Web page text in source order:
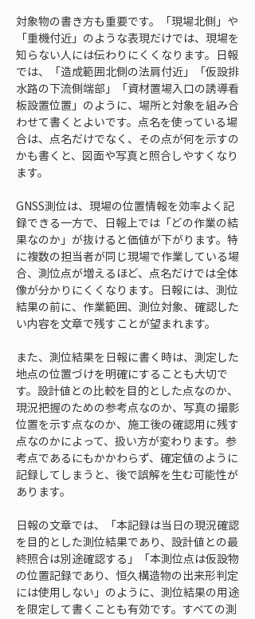
対象物の書き方も重要です。「現場北側」や
「重機付近」のような表現だけでは、現場を
知らない人には伝わりにくくなります。日報
では、「造成範囲北側の法肩付近」「仮設排
水路の下流側端部」「資材置場入口の誘導看
板設置位置」のように、場所と対象を組み合
わせて書くとよいです。点名を使っている場
合は、点名だけでなく、その点が何を示すの
かも書くと、図面や写真と照合しやすくなり
ます。
GNSS測位は、現場の位置情報を効率よく記
録できる一方で、日報上では「どの作業の結
果なのか」が抜けると価値が下がります。特
に複数の担当者が同じ現場で作業している場
合、測位点が増えるほど、点名だけでは全体
像が分かりにくくなります。日報には、測位
結果の前に、作業範囲、測位対象、確認した
い内容を文章で残すことが望まれます。
また、測位結果を日報に書く時は、測定した
地点の位置づけを明確にすることも大切で
す。設計値との比較を目的とした点なのか、
現況把握のための参考点なのか、写真の撮影
位置を示す点なのか、施工後の確認用に残す
点なのかによって、扱い方が変わります。参
考点であるにもかかわらず、確定値のように
記録してしまうと、後で誤解を生む可能性が
あります。
日報の文章では、「本記録は当日の現況確認
を目的とした測位結果であり、設計値との最
終照合は別途確認する」「本測位点は仮設物
の位置記録であり、恒久構造物の出来形判定
には使用しない」のように、測位結果の用途
を限定して書くことも有効です。すべての測